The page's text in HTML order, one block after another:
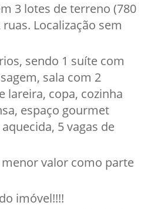
3 lotes de terreno (780
Localização sem
sendo 1 suíte com
sala com 2
lareira, copa, cozinha
espaço gourmet
5 vagas de
valor como parte
imóvel!!!!